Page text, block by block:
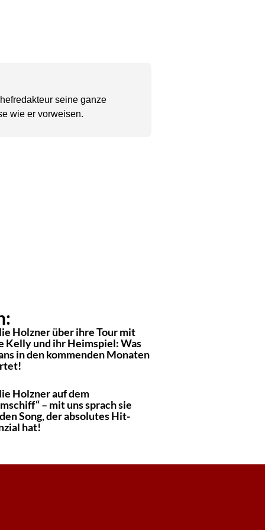
seine ganze
wie er vorweisen.
Holzner über ihre Tour mit
Kelly und ihr Heimspiel: Was
in den kommenden Monaten
Holzner auf dem
– mit uns sprach sie
Song, der absolutes Hit-
hat!